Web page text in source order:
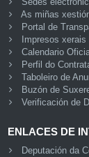
Sedes
As miñas
Portal de
Impresos xerais
Calendario
Perfil do
Taboleiro de
Buzón de
Verificación de
ENLACES DE
Deputación da